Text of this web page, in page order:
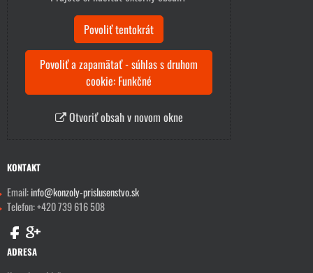
Povoliť tentokrát
Povoliť a zapamätať - súhlas s druhom
cookie: Funkčné
Otvoriť obsah v novom okne
KONTAKT
Email:info@konzoly-prislusenstvo.sk
Telefon: +420 739 616 508
ADRESA